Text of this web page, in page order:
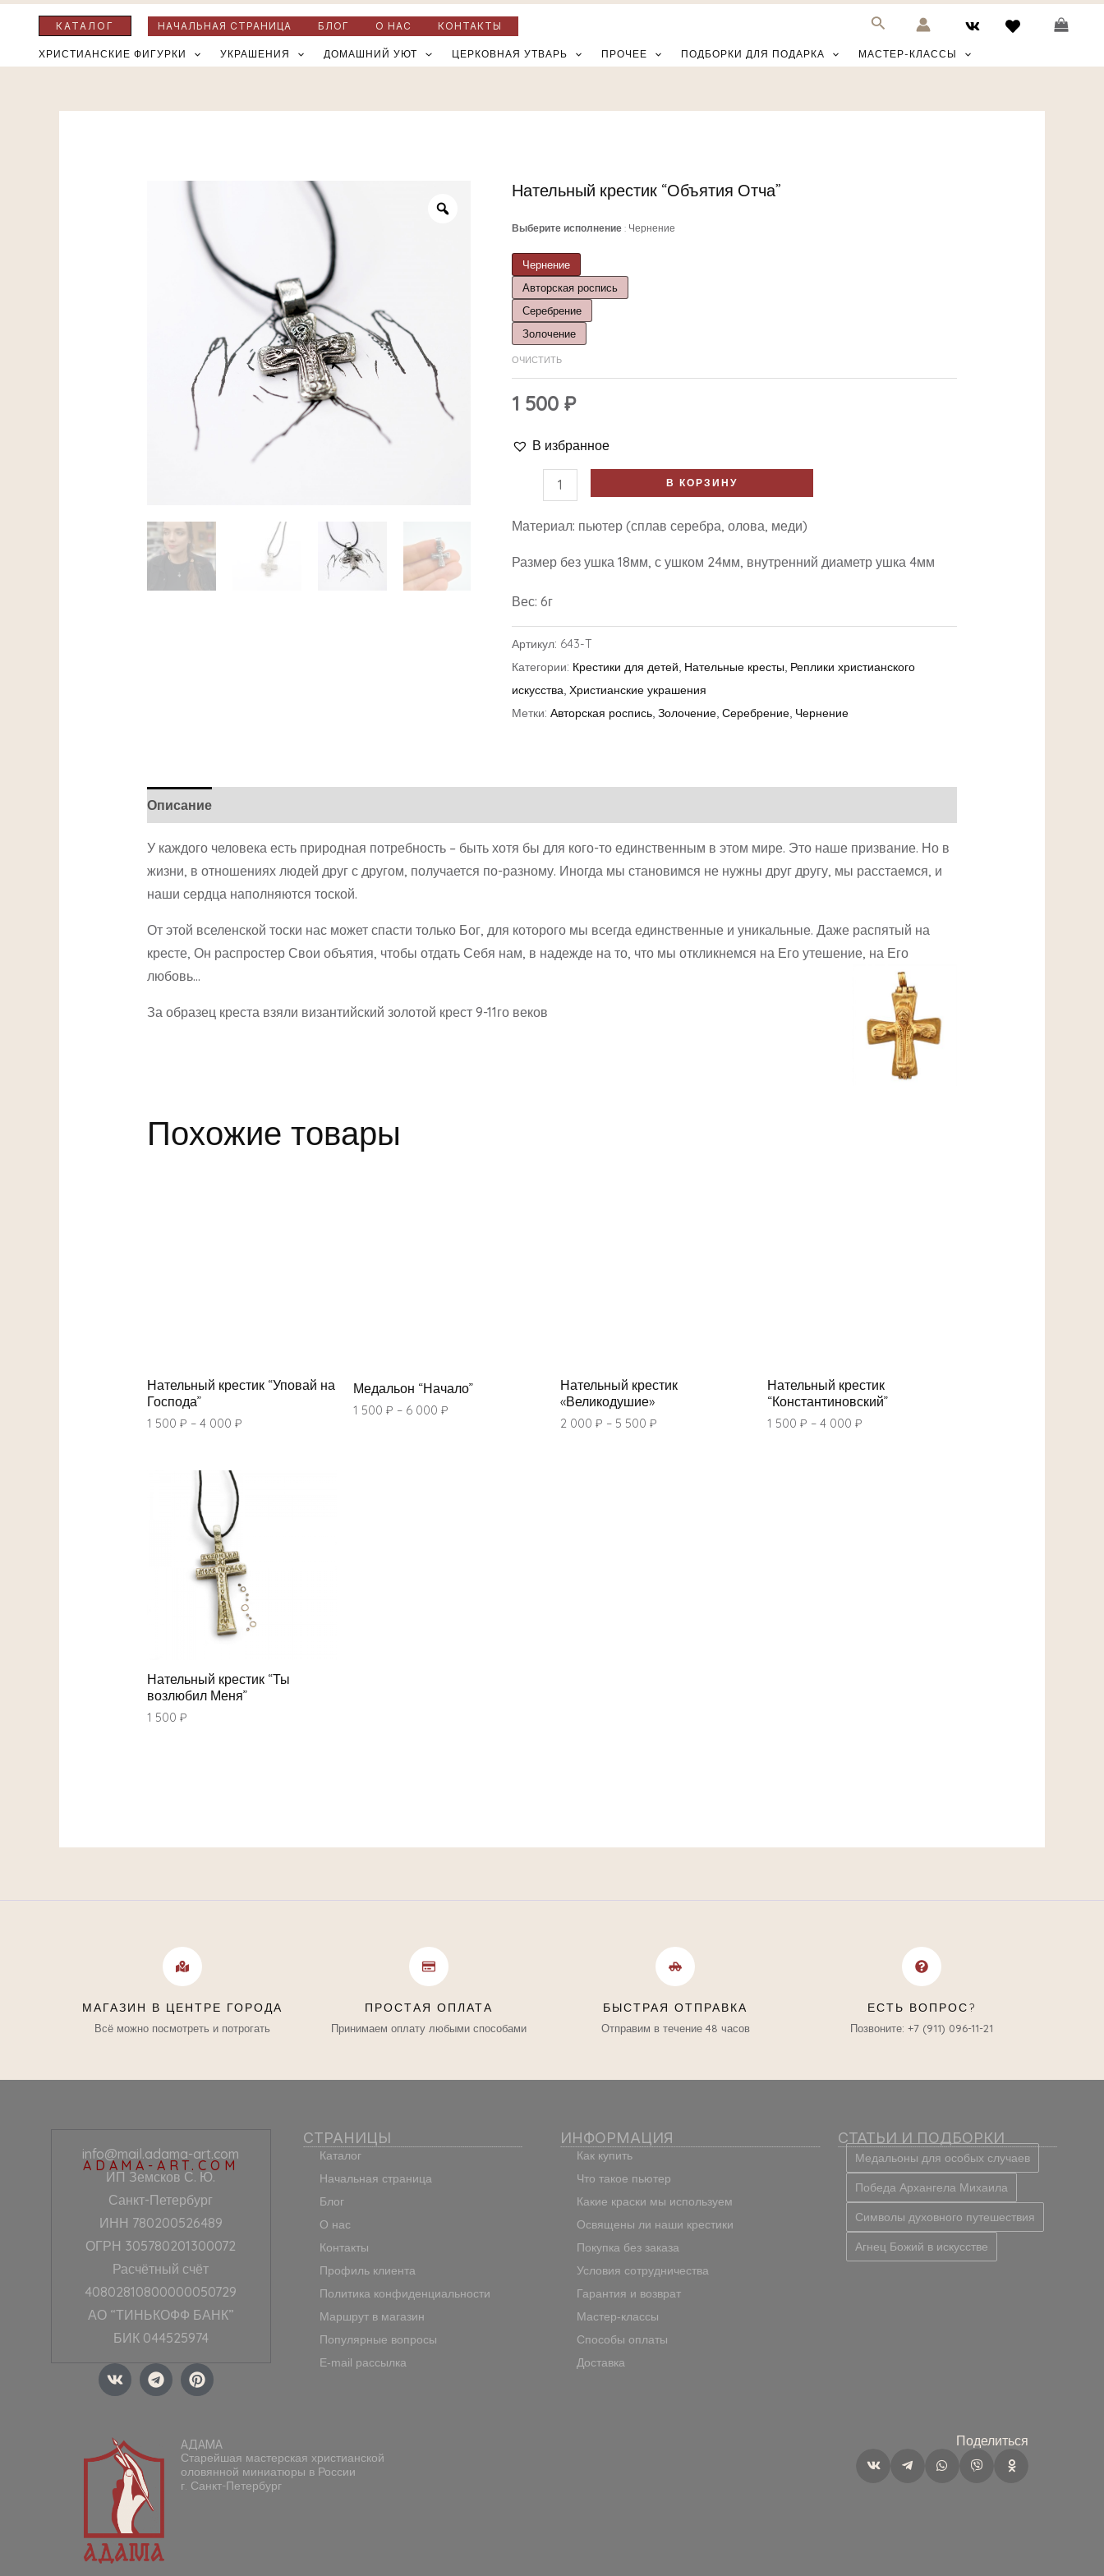
Перейти
содержимому
КАТАЛОГ НАЧАЛЬНАЯ СТРАНИЦА БЛОГ О НАС КОНТАКТЫ
ХРИСТИАНСКИЕ ФИГУРКИ УКРАШЕНИЯ ДОМАШНИЙ УЮТ ЦЕРКОВНАЯ УТВАРЬ ПРОЧЕЕ ПОДБОРКИ ДЛЯ ПОДАРКА МАСТЕР-КЛАССЫ
Нательный крестик “Объятия Отча”
Выберите исполнение Чернение
Чернение
Авторская роспись
Серебрение
Золочение
ОЧИСТИТЬ
1 500 ₽
В избранное
Количество
Нательный
крестик
"Объятия
Отча"
В КОРЗИНУ
Материал: пьютер (сплав серебра, олова, меди)
Размер без ушка 18мм, с ушком 24мм, внутренний диаметр ушка 4мм
Вес: 6г
Артикул: 643-T
Категории: Крестики для детей, Нательные кресты, Реплики христианского
искусства, Христианские украшения
Метки: Авторская роспись, Золочение, Серебрение, Чернение
Описание
У каждого человека есть природная потребность – быть хотя бы для кого-то единственным в этом мире. Это наше призвание. Но в
жизни, в отношениях людей друг с другом, получается по-разному. Иногда мы становимся не нужны друг другу, мы расстаемся, и
наши сердца наполняются тоской.
От этой вселенской тоски нас может спасти только Бог, для которого мы всегда единственные и уникальные. Даже распятый на
кресте, Он распростер Свои объятия, чтобы отдать Себя нам, в надежде на то, что мы откликнемся на Его утешение, на Его
любовь…
За образец креста взяли византийский золотой крест 9-11го веков
Похожие товары
Нательный крестик “Уповай на
Господа”
1 500 ₽ – 4 000 ₽
Медальон “Начало”
1 500₽ – 6 000₽
Нательный крестик
«Великодушие»
2 000 ₽ – 5 500 ₽
Нательный крестик
“Константиновский”
1 500 ₽ – 4 000 ₽
Нательный крестик “Ты
возлюбил Меня”
1 500 ₽
МАГАЗИН В ЦЕНТРЕ ГОРОДА
Всё можно посмотреть и потрогать
ПРОСТАЯ ОПЛАТА
Принимаем оплату любыми способами
БЫСТРАЯ ОТПРАВКА
Отправим в течение 48 часов
ЕСТЬ ВОПРОС?
Позвоните: +7 (911) 096-11-21
info@mail.adama-art.com
ADAMA-ART.COM
ИП Земсков С. Ю.
Санкт-Петербург
ИНН 780200526489
ОГРН 305780201300072
Расчётный счёт
40802810800000050729
АО “ТИНЬКОФФ БАНК”
БИК 044525974
V
k
T
e
l
a
P
i
n
e
r
e
s
СТРАНИЦЫ
Каталог
Начальная страница
Блог
О нас
Контакты
Профиль клиента
Политика конфиденциальности
Маршрут в магазин
Популярные вопросы
E-mail рассылка
ИНФОРМАЦИЯ
Как купить
Что такое пьютер
Какие краски мы используем
Освящены ли наши крестики
Покупка без заказа
Условия сотрудничества
Гарантия и возврат
Мастер-классы
Способы оплаты
Доставка
СТАТЬИ И ПОДБОРКИ
Медальоны для особых случаев
Победа Архангела Михаила
Символы духовного путешествия
Агнец Божий в искусстве
АДАМА
Старейшая мастерская христианской
оловянной миниатюры в России
г. Санкт-Петербург
Поделиться